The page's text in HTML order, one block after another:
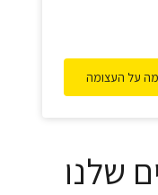
על העצומה
שלנו